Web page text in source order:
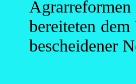
bereiteten
bescheidener